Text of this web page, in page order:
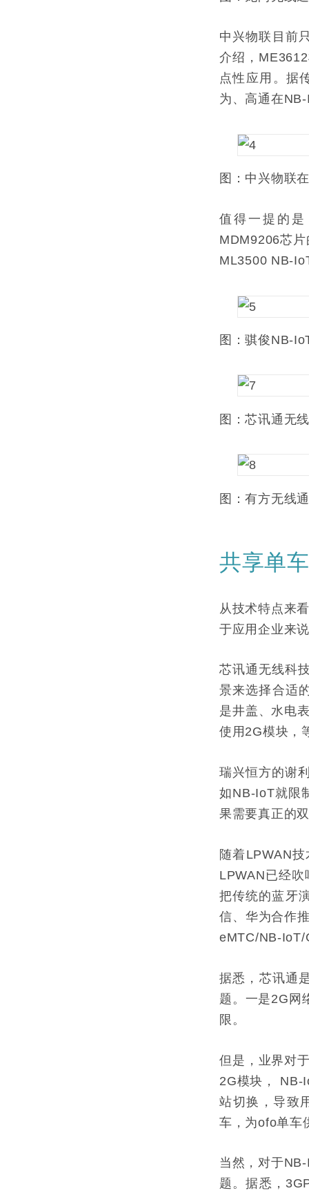
中兴物联目前
介绍，
点性应用。据
为、高通在
图：中兴物联
值得一提的
MDM9206芯
ML3500 NB-
图：骐俊NB-
图：芯讯通无
图：有方无线
共享单
从技术特点来
于应用企业来
芯讯通无线科
景来选择合适
是井盖、水电
使用2G模块，
瑞兴恒方的谢
如NB-IoT就限
果需要真正的
随着LPWAN
LPWAN已经
把传统的蓝牙
信、华为合作
eMTC/NB-IoT/
据悉，芯讯通
题。一是2G网
限。
但是，业界对
2G模块， NB-
站切换，导致
车，为ofo单车
当然，对于
题。据悉，